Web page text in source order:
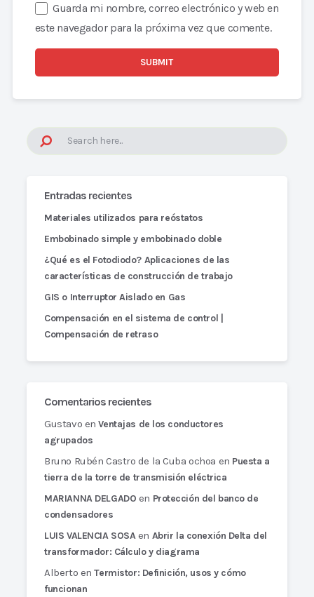
Entradas recientes
Materiales utilizados para reóstatos
Embobinado simple y embobinado doble
¿Qué es el Fotodiodo? Aplicaciones de las
características de construcción de trabajo
GIS o Interruptor Aislado en Gas
Compensación en el sistema de control |
Compensación de retraso
Comentarios recientes
Gustavo enVentajas de los conductores
agrupados
Bruno Rubén Castro de la Cuba ochoa en Puesta a
tierra de la torre de transmisión eléctrica
MARIANNA DELGADO en Protección del banco de
condensadores
LUIS VALENCIA SOSAen Abrir la conexión Delta del
transformador: Cálculo y diagrama
Alberto enTermistor: Definición, usos y cómo
funcionan
Guarda mi nombre, correo electrónico y web en
este navegador para la próxima vez que comente.